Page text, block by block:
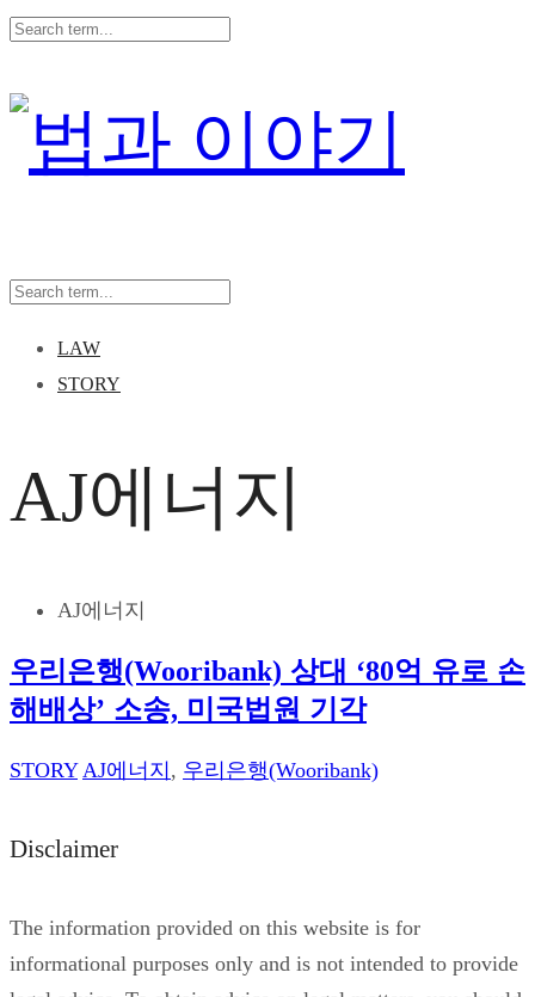
LAW
STORY
AJ에너지
AJ에너지
우리은행(Wooribank) 상대 ‘80억 유로 손
해배상’ 소송, 미국법원 기각
STORY AJ에너지 , 우리은행(Wooribank)
Disclaimer
The information provided on this website is for
informational purposes only and is not intended to provide